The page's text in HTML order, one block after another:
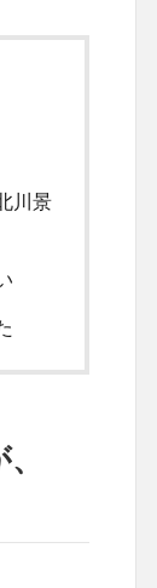
川景